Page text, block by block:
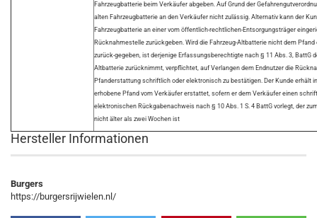
Fahrzeugbatterie beim Verkäufer abgeben. Auf Grund der
alten Fahrzeugbatterie an den Verkäufer nicht zulässig. Alternativ kann der
Fahrzeugbatterie an einer vom öffentlich-rechtlichen-Entsorgungsträger
Rücknahmestelle zurückgeben. Wird die Fahrzeug-Altbatterie nicht dem
zurück-gegeben, ist derjenige Erfassungsberechtigte nach § 11 Abs. 3, BattG
Altbatterie zurücknimmt, verpflichtet, auf Verlangen dem Endnutzer die
Pfanderstattung schriftlich oder elektronisch zu bestätigen. Der Kunde erhält
erhobene Pfand vom Verkäufer erstattet, sofern er dem Verkäufer einen
elektronischen Rückgabenachweis nach § 10 Abs. 1 S. 4 BattG vorlegt, der
nicht älter als zwei Wochen ist
Hersteller Informationen
Burgers
https://burgersrijwielen.nl/